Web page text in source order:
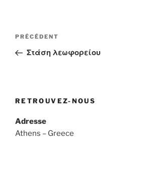
Navigation
l’article
Article
précédent
PRÉCÉDENT
Στάση λεωφορείου
RETROUVEZ-NOUS
Adresse
Athens – Greece